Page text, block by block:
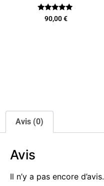
Note
5.00
90,00€
Avis (0)
Avis
Il n’y a pas encore d’avis.